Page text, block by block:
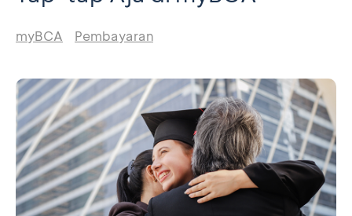
myBCA Pembayaran